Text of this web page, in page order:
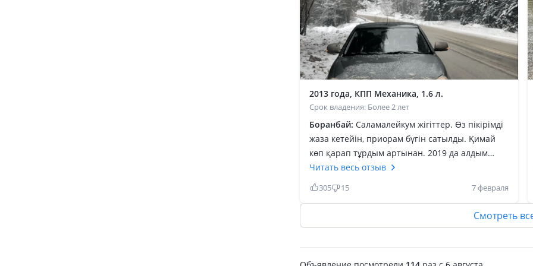
2013 года, КПП Механика, 1.6 л.
Срок владения: Более 2 лет
Боранбай: Саламалейкум жігіттер. Өз пікірімді
жаза кетейін, приорам бүгін сатылды. Қимай
көп қарап тұрдым артынан. 2019 да алдым
орыс учетпен 1.200.000 ге. Сразу ішін бәрін
шашып жуып тазалап шумка ұрдым. Химчистка
жасап алдым. Грм комплекта ауыстырдым.
Базардан алмаңдар заказ беріп Самарадан
Читать весь отзыв
305 15 7 февраля
Смотреть